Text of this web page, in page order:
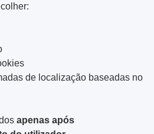
de localização baseadas no
apenas após